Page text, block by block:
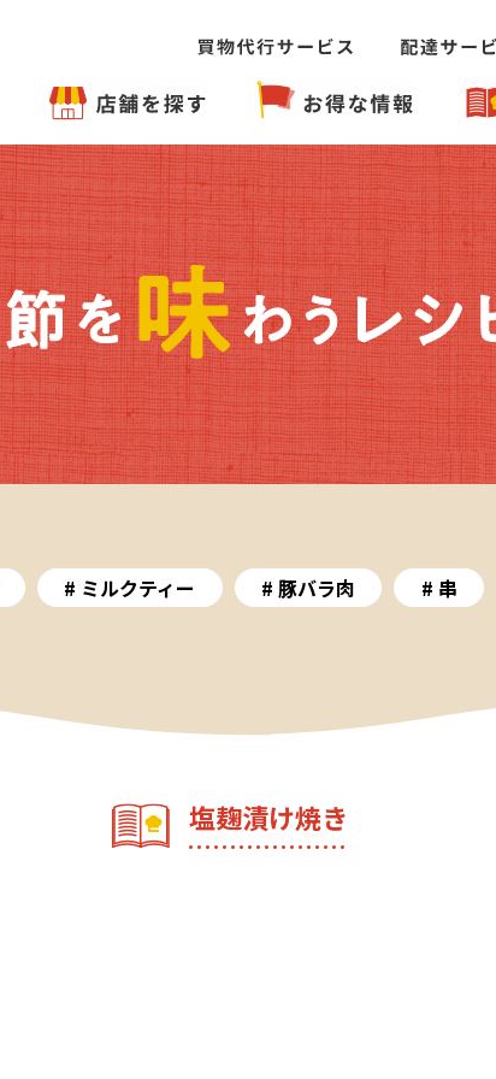
ミルクティー 豚バラ肉 串
塩麹漬け焼き